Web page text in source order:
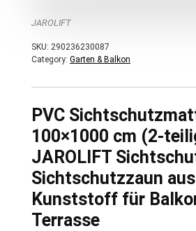
JAROLIFT
SKU: 290236230087
Category: Garten & Balkon
PVC
100×1000 cm (2-
JAROLIFT
Sichtschutzzaun aus
Kunststoff für
Terrasse